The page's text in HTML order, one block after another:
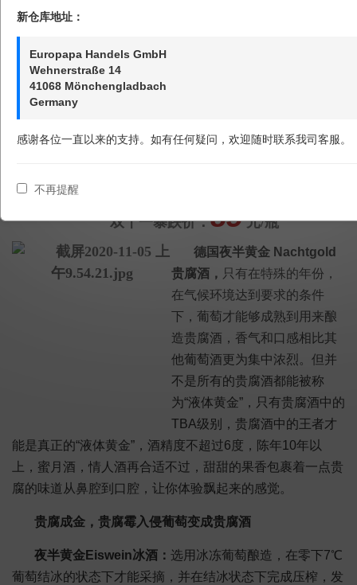
双十一暴跌价：227.76
（1箱为一个订单）
享受暴跌价方法一：
蔽任意转发3天，即可享受暴跌价。（返现只可消费，不可提现）
以上（返现只可消费，不可提现）
双十一暴跌价：85元/瓶
德国夜半黄金 Nachtgold
贵腐酒， 只有在特殊的年份，
在气候环境达到要求的条件
下，葡萄才能够成熟到用来酿
造贵腐酒，香气和口感相比其
他葡萄酒更为集中浓烈。但并
不是所有的贵腐酒都能被称
为“液体黄金”，只有贵腐酒中的
TBA级别，贵腐酒中的王者才
能是真正的“液体黄金”，酒精度不超过6度，陈年10年以
上，蜜月酒，情人酒再合适不过，甜甜的果香包裹着一点贵
腐的味道从鼻腔到口腔，让你体验飘起来的感觉。
贵腐成金，贵腐霉入侵葡萄变成贵腐酒
夜半黄金Eiswein冰酒： 选用冰冻葡萄酿造，在零下7℃
葡萄结冰的状态下才能采摘，并在结冰状态下完成压榨，发
新仓库地址：
Europapa Handels GmbH
Wehnerstraße 14
41068 Mönchengladbach
Germany
感谢各位一直以来的支持。如有任何疑问，欢迎随时联系我司客服。
不再提醒